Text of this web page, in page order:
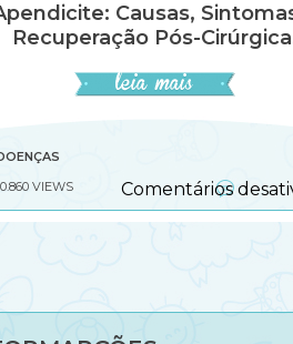
Causas,
Recuperação Pós-
VIEWS
Comentários